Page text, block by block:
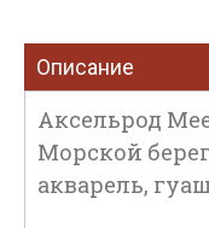
Описание
Аксельрод
Морской
акварель,